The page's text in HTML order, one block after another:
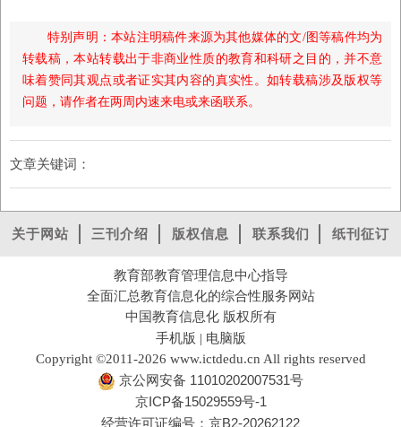
特别声明：本站注明稿件来源为其他媒体的文/图等稿件均为
转载稿，本站转载出于非商业性质的教育和科研之目的，并不意
味着赞同其观点或者证实其内容的真实性。如转载稿涉及版权等
问题，请作者在两周内速来电或来函联系。
文章关键词：
关于网站 三刊介绍 版权信息 联系我们 纸刊征订
教育部教育管理信息中心指导
全面汇总教育信息化的综合性服务网站
中国教育信息化 版权所有
手机版 | 电脑版
Copyright ©2011-2026 www.ictdedu.cn All rights reserved
京公网安备 11010202007531号
京ICP备15029559号-1
经营许可证编号：京B2-20262122